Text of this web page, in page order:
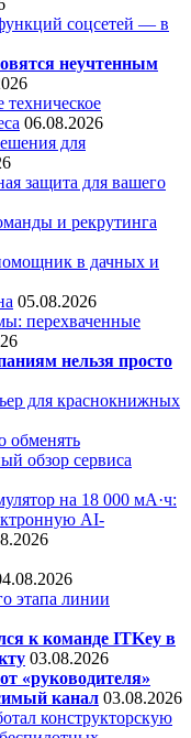
соцсетей — в
неучтенным
06.08.2026
для
защита для вашего
и рекрутинга
в дачных и
05.08.2026
перехваченные
нельзя просто
для краснокнижных
обменять
обзор сервиса
на 18 000 мА·ч:
AI-
этапа линии
к команде ITKey в
03.08.2026
«руководителя»
канал 03.08.2026
конструкторскую